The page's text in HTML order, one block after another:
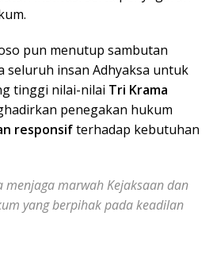
pun menutup sambutan
seluruh insan Adhyaksa untuk
tinggi nilai-nilai Tri Krama
penegakan hukum
responsifterhadap kebutuhan
menjaga marwah Kejaksaan dan
yang berpihak pada keadilan